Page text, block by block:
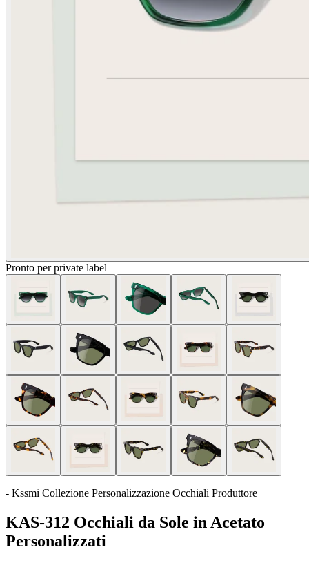
Pronto per private label
- Kssmi Collezione Personalizzazione Occhiali Produttore
KAS-312 Occhiali da Sole in Acetato
Personalizzati